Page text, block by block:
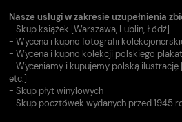
Nasze usługi w zakresie uzupełnienia
- Skup książek [Warszawa, Lublin, Łódź]
- Wycena i kupno fotografii
- Wycena i kupno kolekcji polskiego
- Wyceniamy i kupujemy polską
etc.]
- Skup płyt winylowych
- Skup pocztówek wydanych przed 1945